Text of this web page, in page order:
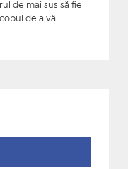
de mai sus să fie
de a vă